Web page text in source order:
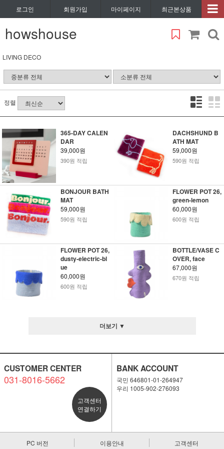
로그인 회원가입 마이페이지 최근본상품
howshouse
LIVING DECO
정렬
365-DAY CALEN
DAR
39,000원
390원 적립
DACHSHUND B
ATH MAT
59,000원
590원 적립
BONJOUR BATH
MAT
59,000원
590원 적립
FLOWER POT 26,
green-lemon
60,000원
600원 적립
FLOWER POT 26,
dusty-electric-bl
ue
60,000원
600원 적립
BOTTLE/VASE C
OVER, face
67,000원
670원 적립
더보기 ▼
CUSTOMER CENTER
031-8016-5662
고객센터
연결하기
BANK ACCOUNT
국민 646801-01-264947
우리 1005-902-276093
PC 버전 이용안내 고객센터